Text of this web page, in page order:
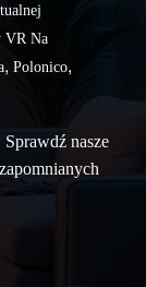
VR Na
, Polonico,
nasze